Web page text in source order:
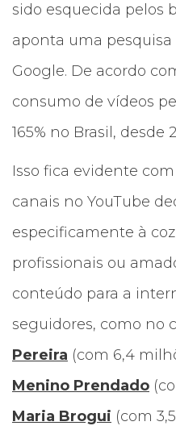
sido esquecida pelos
aponta uma
Google. De acordo
consumo de vídeos
165% no Brasil, desde
Isso fica evidente
canais no YouTube
especificamente à
profissionais ou
conteúdo para a
seguidores, como no
Pereira (com 6,4
Menino Prendado
Maria Brogui (com